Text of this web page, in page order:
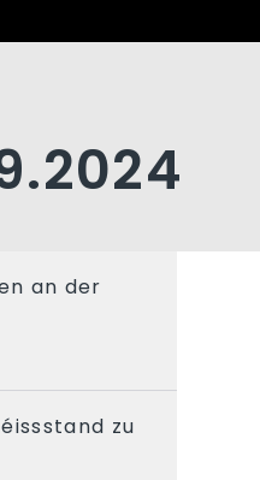
an der
zu